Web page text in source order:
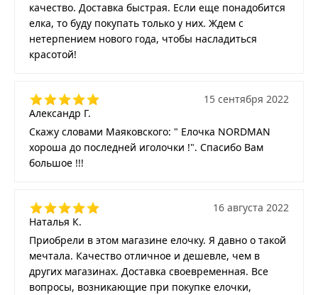
качество. Доставка быстрая. Если еще понадобится
елка, то буду покупать только у них. Ждем с
нетерпением нового года, чтобы насладиться
красотой!
Александр Г.
15 сентября 2022
Скажу словами Маяковского: " Елочка NORDMAN
хороша до последней иголочки !". Спасибо Вам
большое !!!
Наталья К.
16 августа 2022
Приобрели в этом магазине елочку. Я давно о такой
мечтала. Качество отличное и дешевле, чем в
других магазинах. Доставка своевременная. Все
вопросы, возникающие при покупке елочки,